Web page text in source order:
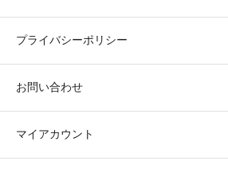
プライバシーポリシー
お問い合わせ
マイアカウント